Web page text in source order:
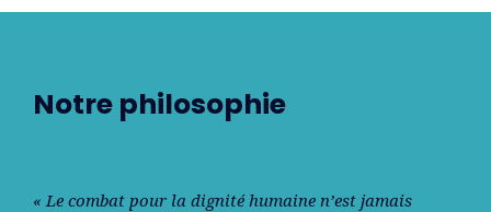
Notre philosophie
« Le combat pour la dignité humaine n’est jamais